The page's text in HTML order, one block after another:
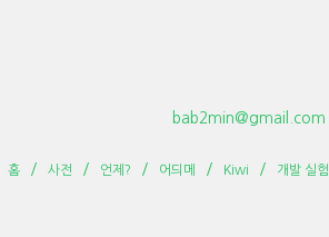
bab2min@gmail.com
홈 사전 언제? 어듸메 Kiwi 개발 실험